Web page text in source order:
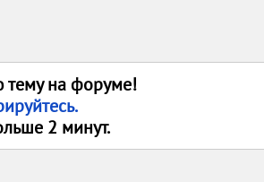
тему на форуме!
2 минут.